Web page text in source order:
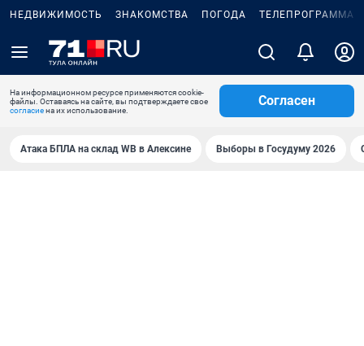
НЕДВИЖИМОСТЬ ЗНАКОМСТВА ПОГОДА ТЕЛЕПРОГРАММА
На информационном ресурсе применяются cookie-
файлы. Оставаясь на сайте, вы подтверждаете свое
согласиена их использование.
Согласен
Атака БПЛА на склад WB в Алексине Выборы в Госудуму 2026